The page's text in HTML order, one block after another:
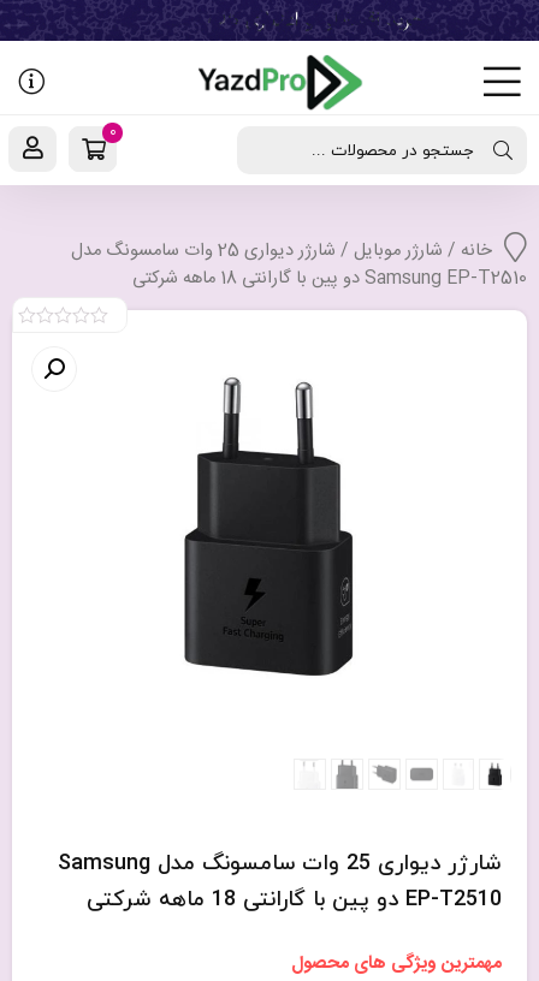
جستجو در محصولات ...
0
خانه / شارژر موبایل
/ شارژر دیواری 25 وات سامسونگ مدل
Samsung EP-T2510 دو پین با گارانتی 18 ماهه شرکتی
شارژر دیواری 25 وات سامسونگ مدل Samsung
EP-T2510 دو پین با گارانتی 18 ماهه شرکتی
مهمترین ویژگی های محصول